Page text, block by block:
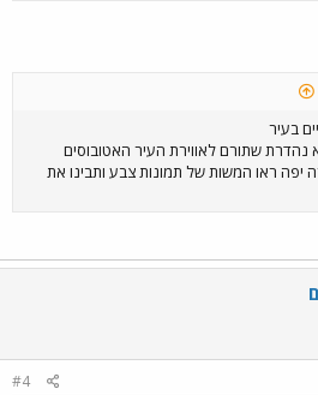
בעיר
5 היא דוגמא נהדרת שתורם לאווירת העיר האטובוסים
יפה ראו המשות של תמונות צבע ותבינו את
#4